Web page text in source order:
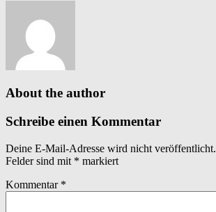
About the author
Schreibe einen Kommentar
Deine E-Mail-Adresse wird nicht veröffentlicht.
Felder sind mit * markiert
Kommentar *